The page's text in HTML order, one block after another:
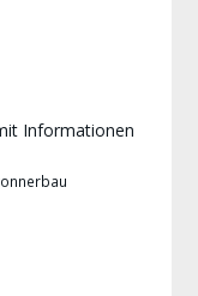
Informationen